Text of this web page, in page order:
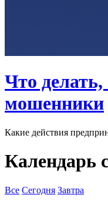
Что
мошенники
Какие действия
Календарь
Все Сегодня Завтра